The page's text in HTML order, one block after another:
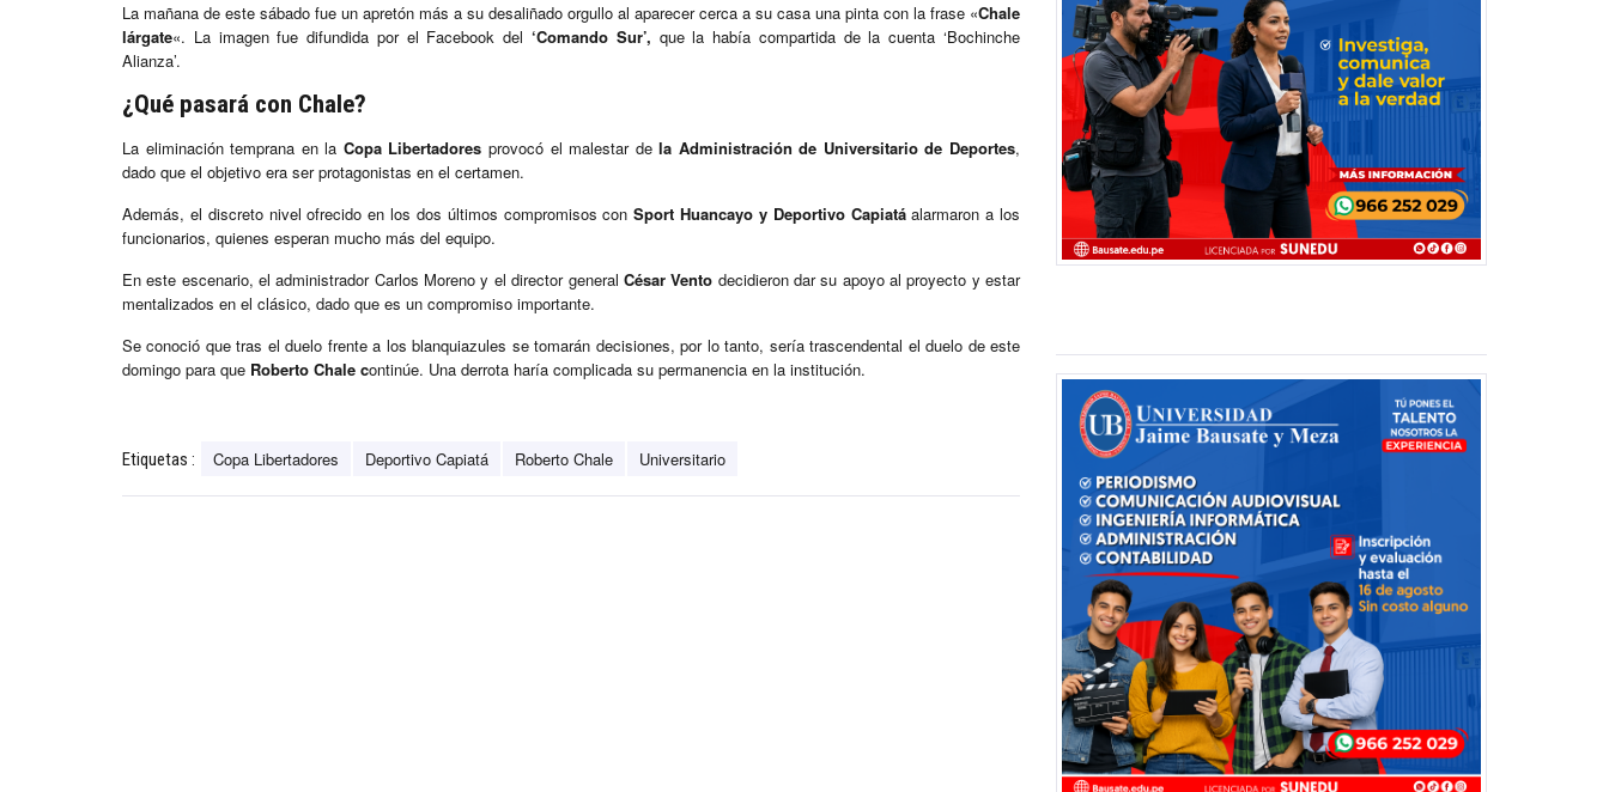
La mañana de este sábado fue un apretón más a su desaliñado orgullo al aparecer cerca a su casa una pinta con la frase «Chale
lárgate«. La imagen fue difundida por el Facebook del ‘Comando Sur’, que la había compartida de la cuenta ‘Bochinche
Alianza’.
¿Qué pasará con Chale?
La eliminación temprana en la Copa Libertadores provocó el malestar dela Administración de Universitario de Deportes,
dado que el objetivo era ser protagonistas en el certamen.
Además, el discreto nivel ofrecido en los dos últimos compromisos conSport Huancayo y Deportivo Capiatáalarmaron a los
funcionarios, quienes esperan mucho más del equipo.
En este escenario, el administrador Carlos Moreno y el director general César Vento decidieron dar su apoyo al proyecto y estar
mentalizados en el clásico, dado que es un compromiso importante.
Se conoció que tras el duelo frente a los blanquiazules se tomarán decisiones, por lo tanto, sería trascendental el duelo de este
domingo para que Roberto Chale continúe. Una derrota haría complicada su permanencia en la institución.
Etiquetas : Copa Libertadores Deportivo Capiatá Roberto Chale Universitario